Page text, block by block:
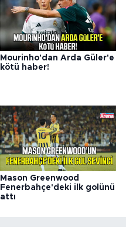
Mourinho'dan Arda Güler'e
kötü haber!
Mason Greenwood
Fenerbahçe'deki ilk golünü
attı